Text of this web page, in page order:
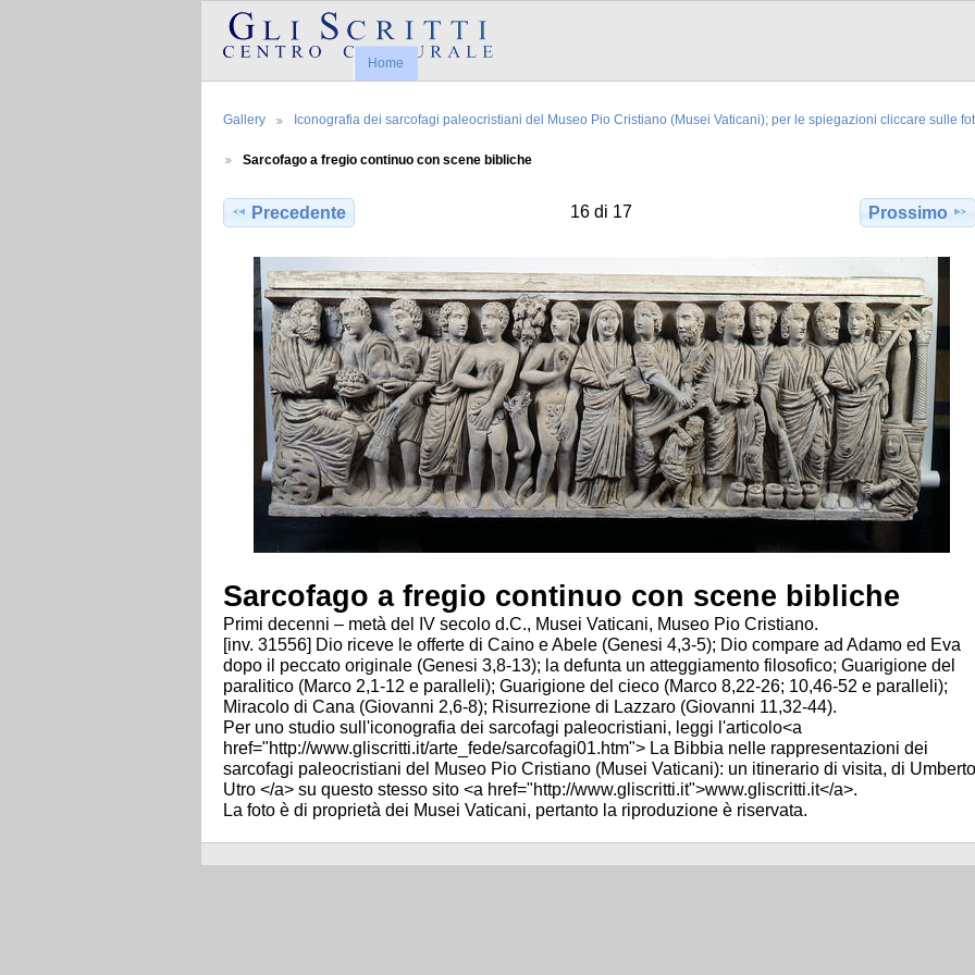
Home
Gallery Iconografia dei sarcofagi paleocristiani del Museo Pio Cristiano (Musei Vaticani); per le spiegazioni cliccare sulle
Sarcofago a fregio continuo con scene bibliche
Precedente 16 di 17 Prossimo
Sarcofago a fregio continuo con scene bibliche
Primi decenni – metà del IV secolo d.C., Musei Vaticani, Museo Pio Cristiano.
[inv. 31556] Dio riceve le offerte di Caino e Abele (Genesi 4,3-5); Dio compare ad Adamo ed Eva
dopo il peccato originale (Genesi 3,8-13); la defunta un atteggiamento filosofico; Guarigione del
paralitico (Marco 2,1-12 e paralleli); Guarigione del cieco (Marco 8,22-26; 10,46-52 e paralleli);
Miracolo di Cana (Giovanni 2,6-8); Risurrezione di Lazzaro (Giovanni 11,32-44).
Per uno studio sull'iconografia dei sarcofagi paleocristiani, leggi l'articolo<a
href="http://www.gliscritti.it/arte_fede/sarcofagi01.htm"> La Bibbia nelle rappresentazioni dei
sarcofagi paleocristiani del Museo Pio Cristiano (Musei Vaticani): un itinerario di visita, di Umberto
Utro </a> su questo stesso sito <a href="http://www.gliscritti.it">www.gliscritti.it</a>.
La foto è di proprietà dei Musei Vaticani, pertanto la riproduzione è riservata.